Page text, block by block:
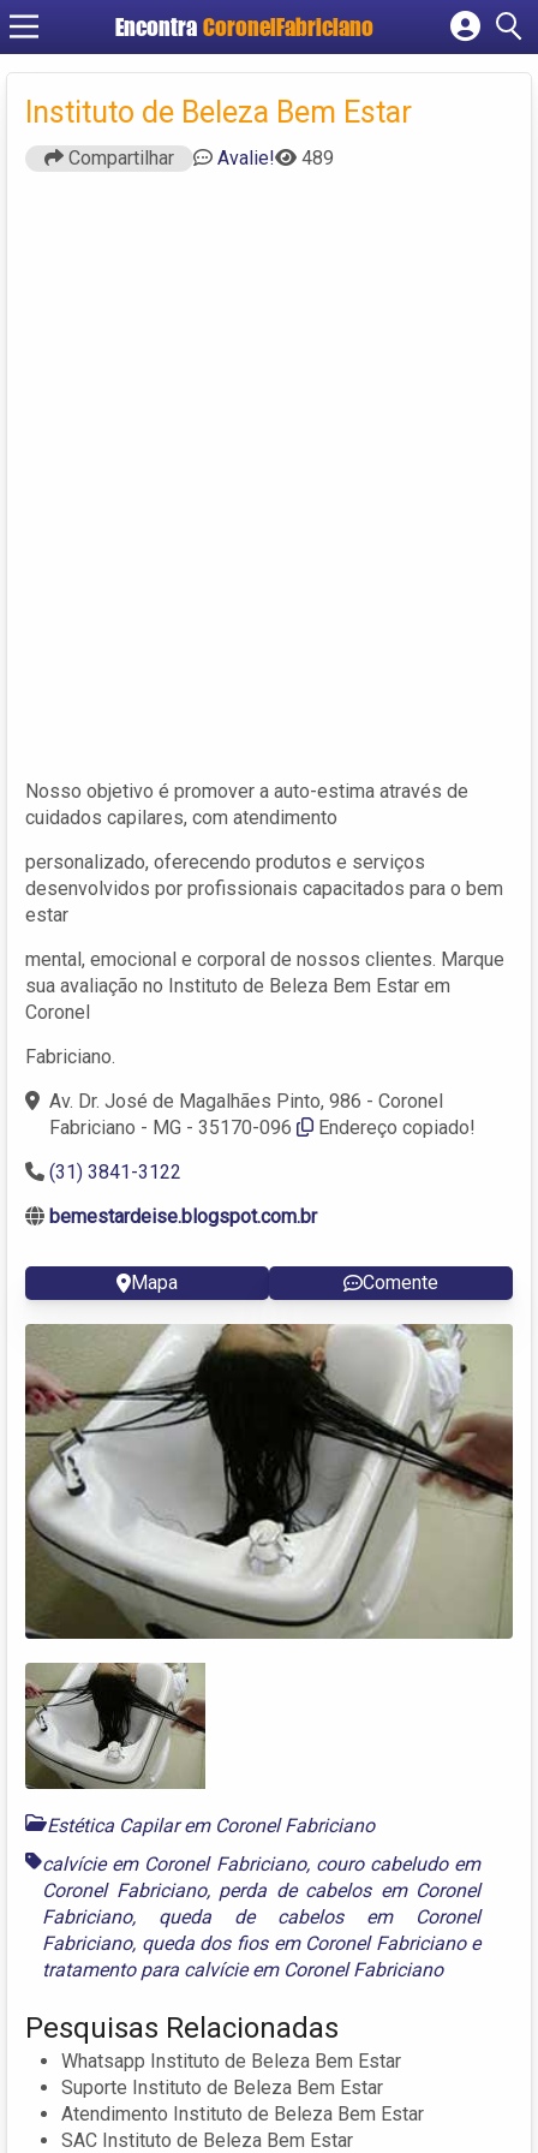
Encontra CoronelFabriciano
Cadastrar empresa
Criar conta
Instituto de Beleza Bem Estar
Compartilhar Avalie! 489
Nosso objetivo é promover a auto-estima através de
cuidados capilares, com atendimento
personalizado, oferecendo produtos e serviços
desenvolvidos por profissionais capacitados para o bem
estar
mental, emocional e corporal de nossos clientes. Marque
sua avaliação no Instituto de Beleza Bem Estar em
Coronel
Fabriciano.
Av. Dr. José de Magalhães Pinto, 986 - Coronel
Fabriciano - MG - 35170-096
Endereço copiado!
(31) 3841-3122
bemestardeise.blogspot.com.br
Mapa Comente
Estética Capilar em Coronel Fabriciano
calvície em Coronel Fabriciano, couro cabeludo em
Coronel Fabriciano, perda de cabelos em Coronel
Fabriciano, queda de cabelos em Coronel
Fabriciano, queda dos fios em Coronel Fabricianoe
tratamento para calvície em Coronel Fabriciano
Pesquisas Relacionadas
Whatsapp Instituto de Beleza Bem Estar
Suporte Instituto de Beleza Bem Estar
Atendimento Instituto de Beleza Bem Estar
SAC Instituto de Beleza Bem Estar